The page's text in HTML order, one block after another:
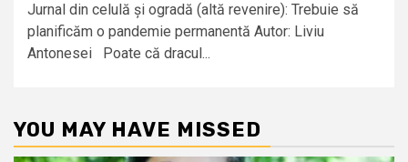
Jurnal din celulă și ogradă (altă revenire): Trebuie să
planificăm o pandemie permanentă Autor: Liviu
Antonesei Poate că dracul...
YOU MAY HAVE MISSED